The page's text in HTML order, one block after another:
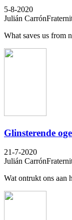
5-8-2020
Julián Carrón
What saves us from
Glinsterende
21-7-2020
Julián Carrón
Wat ontrukt ons aan